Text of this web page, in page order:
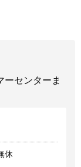
ーセンターま
休